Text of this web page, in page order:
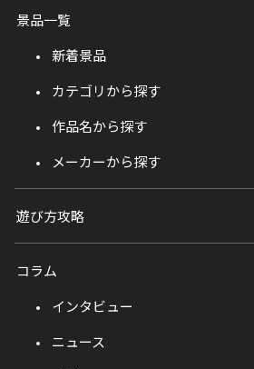
景品一覧
新着景品
カテゴリから探す
作品名から探す
メーカーから探す
遊び方攻略
コラム
インタビュー
ニュース